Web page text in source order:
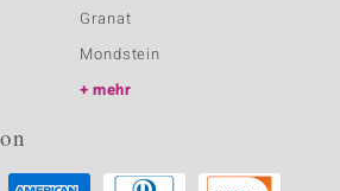
Granat
Mondstein
mehr